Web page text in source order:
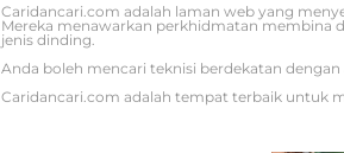
Caridancari.com adalah laman web yang
Mereka menawarkan perkhidmatan membina
jenis dinding.
Anda boleh mencari teknisi berdekatan
Caridancari.com adalah tempat terbaik untuk